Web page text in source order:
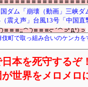
ダム「崩壊（動画」三峡
震え声」台風13号「中国
伎町で取っ組み合いのケンカ
本を死守するぞ
世界をメロメロ